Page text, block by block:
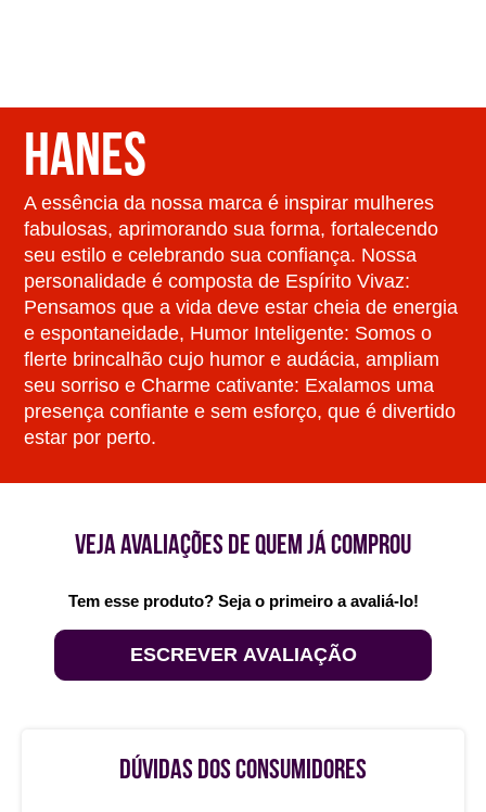
HANES
A essência da nossa marca é inspirar mulheres
fabulosas, aprimorando sua forma, fortalecendo
seu estilo e celebrando sua confiança. Nossa
personalidade é composta de Espírito Vivaz:
Pensamos que a vida deve estar cheia de energia
e espontaneidade, Humor Inteligente: Somos o
flerte brincalhão cujo humor e audácia, ampliam
seu sorriso e Charme cativante: Exalamos uma
presença confiante e sem esforço, que é divertido
estar por perto.
VEJA AVALIAÇÕES DE QUEM JÁ COMPROU
Tem esse produto? Seja o primeiro a avaliá-lo!
ESCREVER AVALIAÇÃO
DÚVIDAS DOS CONSUMIDORES